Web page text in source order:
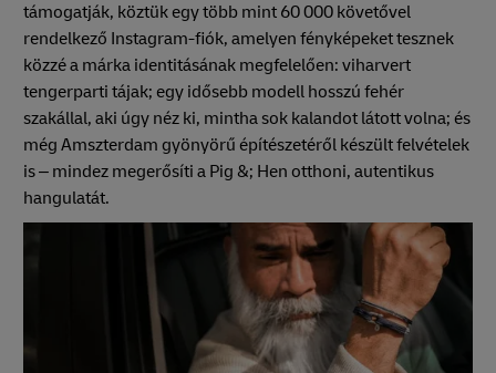
támogatják, köztük egy több mint 60 000 követővel
rendelkező Instagram-fiók, amelyen fényképeket tesznek
közzé a márka identitásának megfelelően: viharvert
tengerparti tájak; egy idősebb modell hosszú fehér
szakállal, aki úgy néz ki, mintha sok kalandot látott volna; és
még Amszterdam gyönyörű építészetéről készült felvételek
is – mindez megerősíti a Pig &; Hen otthoni, autentikus
hangulatát.